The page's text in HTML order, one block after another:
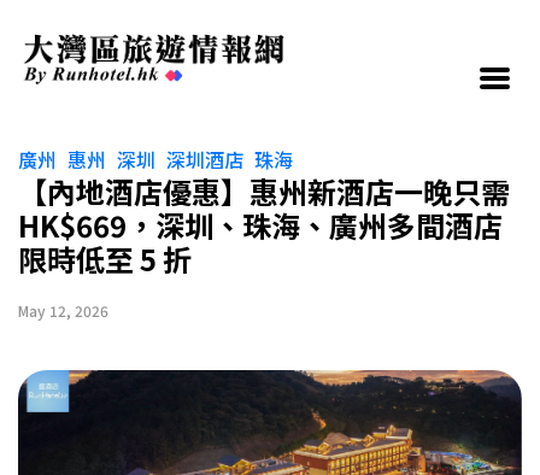
廣州 惠州 深圳 深圳酒店 珠海
【內地酒店優惠】惠州新酒店一晚只需
HK$669，深圳、珠海、廣州多間酒店
限時低至 5 折
May 12, 2026